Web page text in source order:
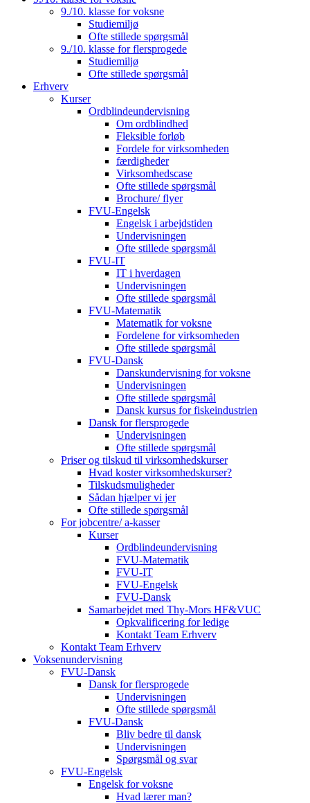
9./10. klasse for voksne
Studiemiljø
Ofte stillede spørgsmål
9./10. klasse for flersprogede
Studiemiljø
Ofte stillede spørgsmål
Erhverv
Kurser
Ordblindeundervisning
Om ordblindhed
Fleksible forløb
Fordele for virksomheden
færdigheder
Virksomhedscase
Ofte stillede spørgsmål
Brochure/ flyer
FVU-Engelsk
Engelsk i arbejdstiden
Undervisningen
Ofte stillede spørgsmål
FVU-IT
IT i hverdagen
Undervisningen
Ofte stillede spørgsmål
FVU-Matematik
Matematik for voksne
Fordelene for virksomheden
Ofte stillede spørgsmål
FVU-Dansk
Danskundervisning for voksne
Undervisningen
Ofte stillede spørgsmål
Dansk kursus for fiskeindustrien
Dansk for flersprogede
Undervisningen
Ofte stillede spørgsmål
Priser og tilskud til virksomhedskurser
Hvad koster virksomhedskurser?
Tilskudsmuligheder
Sådan hjælper vi jer
Ofte stillede spørgsmål
For jobcentre/ a-kasser
Kurser
Ordblindeundervisning
FVU-Matematik
FVU-IT
FVU-Engelsk
FVU-Dansk
Samarbejdet med Thy-Mors HF&VUC
Opkvalificering for ledige
Kontakt Team Erhverv
Kontakt Team Erhverv
Voksenundervisning
FVU-Dansk
Dansk for flersprogede
Undervisningen
Ofte stillede spørgsmål
FVU-Dansk
Bliv bedre til dansk
Undervisningen
Spørgsmål og svar
FVU-Engelsk
Engelsk for voksne
Hvad lærer man?